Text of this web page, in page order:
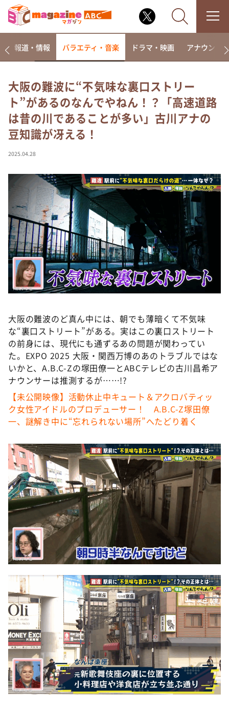
なるみ・岡村の過ぎるTV
相席食堂
これ余談なんですけど・・・
～人生密着トークバラエティ！～ やすとものいたっ
て真剣です
探偵！ナイトスクープ
news おかえり
河合＆A.B.C-Z塚田×福井アナ「なんでやねん！？」
（news おかえり）
DAIGOも台所 ～きょうの献立 何にする？～
本日はダイアンなり！シーズン２
朝だ！生です旅サラダ
教えて！ニュースライブ 正義のミカタ
新婚さんいらっしゃい！
ポツンと一軒家
ザキ山小屋本館
ぺこぱのまるスポ
アナ回覧板
報道・情報 バラエティ・音楽 ドラマ・映画 アナウンサー
大阪の難波に“不気味な裏口ストリー
ト”があるのなんでやねん！？「高速道路
は昔の川であることが多い」古川アナの
豆知識が冴える！
2025.04.28
大阪の難波のど真ん中には、朝でも薄暗くて不気味
な“裏口ストリート”がある。実はこの裏口ストリート
の前身には、現代にも通ずるあの問題が関わってい
た。EXPO 2025 大阪・関西万博のあのトラブルではな
いかと、A.B.C-Zの塚田僚一とABCテレビの古川昌希ア
ナウンサーは推測するが……!?
【未公開映像】活動休止中キュート＆アクロバティッ
ク女性アイドルのプロデューサー！ A.B.C-Z塚田僚
一、謎解き中に“忘れられない場所”へたどり着く